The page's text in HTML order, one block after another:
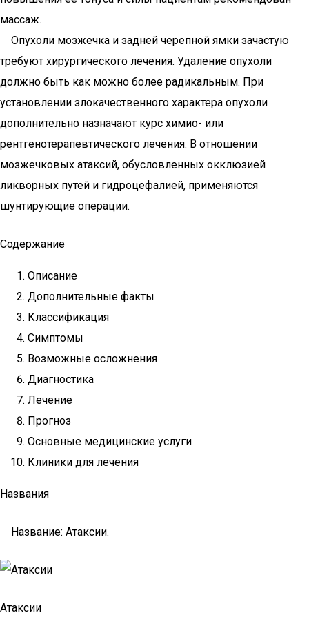
массаж.
Опухоли мозжечка и задней черепной ямки зачастую
требуют хирургического лечения. Удаление опухоли
должно быть как можно более радикальным. При
установлении злокачественного характера опухоли
дополнительно назначают курс химио- или
рентгенотерапевтического лечения. В отношении
мозжечковых атаксий, обусловленных окклюзией
ликворных путей и гидроцефалией, применяются
шунтирующие операции.
Содержание
Описание
Дополнительные факты
Классификация
Симптомы
Возможные осложнения
Диагностика
Лечение
Прогноз
Основные медицинские услуги
Клиники для лечения
Названия
Название: Атаксии.
Атаксии